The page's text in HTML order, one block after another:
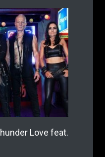
Love feat.